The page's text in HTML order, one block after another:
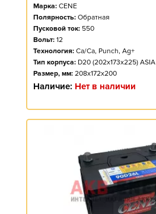
Марка: CENE
Полярность: Обратная
Пусковой ток: 550
Вольт: 12
Технология: Ca/Ca, Punch, Ag+
Тип корпуса: D20 (202x173x225) ASIA
Размер, мм: 208x172x200
Наличие: Нет в наличии